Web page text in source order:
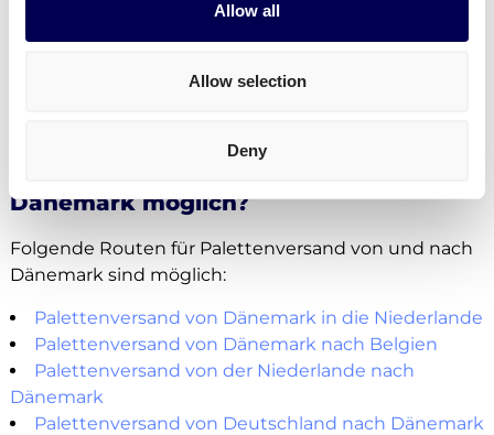
Allow all
Allow selection
Deny
Kostenlos registrieren
Dänemark möglich?
Folgende Routen für Palettenversand von und nach
Dänemark sind möglich:
Palettenversand von Dänemark in die Niederlande
Palettenversand von Dänemark nach Belgien
Palettenversand von der Niederlande nach
Dänemark
Palettenversand von Deutschland nach Dänemark